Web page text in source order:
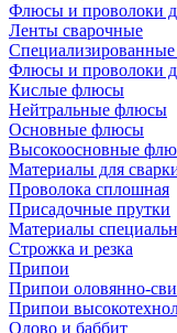
Флюсы и проволоки
Ленты сварочные
Флюсы и проволоки
Кислые флюсы
Нейтральные флюсы
Основные флюсы
Высокоосновные
Материалы для
Проволока сплошная
Присадочные прутки
Материалы
Строжка и резка
Припои
Припои оловянно-
Припои
Олово и баббит